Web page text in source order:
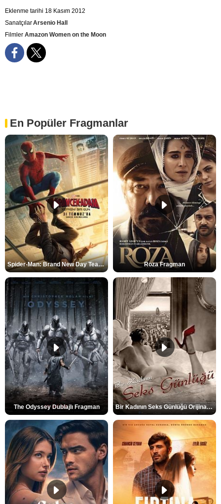
Eklenme tarihi 18 Kasım 2012
SanatçılarArsenio Hall
Filmler Amazon Women on the Moon
En Popüler Fragmanlar
Spider-Man: Brand New Day Teaser Roza Fragman
The Odyssey Dublajlı Fragman Bir Kadının Seks Günlüğü Orijinal Fragman